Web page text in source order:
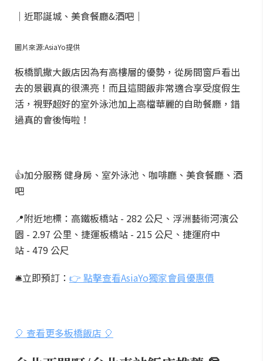
｜近耶誕城、美食餐廳&酒吧｜
圖片來源:AsiaYo提供
板橋凱撒大飯店因為有高樓層的優勢，從房間窗戶看出
去的景觀真的很漂亮！而且這間飯非常適合享受度假生
活，視野超好的室外泳池加上高檔華麗的自助餐廳，錯
過真的會後悔啦！
👍加分服務 健身房、室外泳池、咖啡廳、美食餐廳、酒
吧
📍附近地標：高鐵板橋站 - 282 公尺、浮洲藝術河濱公
園 - 2.97 公里、捷運板橋站 - 215 公尺、捷運府中
站 - 479 公尺
🛎️立即預訂： 👉 點擊查看AsiaYo獨家會員優惠價
🎈 查看更多板橋飯店 🎈